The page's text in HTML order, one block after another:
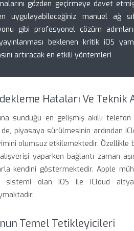
gözden geçirmeye davet
uygulayabileceğiniz manuel ağ
gibi profesyonel çözüm
beklenen kritik iOS
artıracak en etkili yöntemleri
Hataları Ve Teknik
sunduğu en gelişmiş akıllı
de, piyasaya sürülmesinin ardından
olumsuz etkilemektedir. Özellikle
yaparken bağlantı zaman
kendini göstermektedir. Apple
olan iOS ile iCloud
Temel Tetikleyicileri